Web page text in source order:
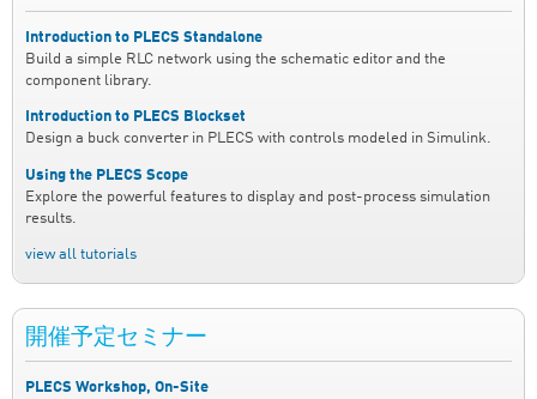
Introduction to PLECS Standalone
Build a simple RLC network using the schematic editor and the
component library.
Introduction to PLECS Blockset
Design a buck converter in PLECS with controls modeled in Simulink.
Using the PLECS Scope
Explore the powerful features to display and post-process simulation
results.
view all tutorials
開催予定セミナー
PLECS Workshop, On-Site